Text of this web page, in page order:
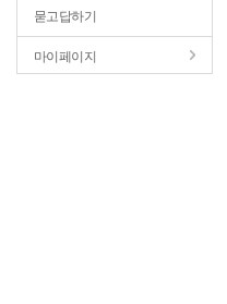
묻고답하기
마이페이지